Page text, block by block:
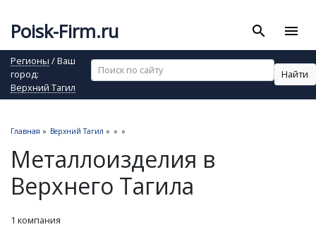
Poisk-Firm.ru search menu
Регионы / Ваш
город:
Верхний Тагил
Найти
Главная » Верхний Тагил » » »
Металлоизделия в
Верхнего Тагила
1 компания